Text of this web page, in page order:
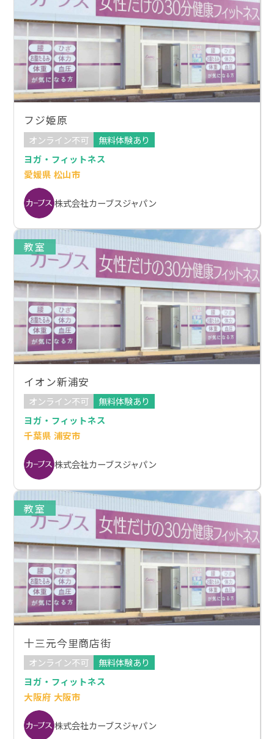
フジ姫原
オンライン不可
無料体験あり
ヨガ・フィットネス
愛媛県 松山市
株式会社カーブスジャパン
教室
イオン新浦安
オンライン不可
無料体験あり
ヨガ・フィットネス
千葉県 浦安市
株式会社カーブスジャパン
教室
十三元今里商店街
オンライン不可
無料体験あり
ヨガ・フィットネス
大阪府 大阪市
株式会社カーブスジャパン